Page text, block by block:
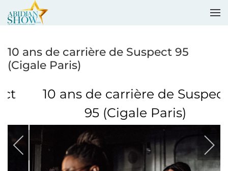
10 ans de carrière de Suspect 95
(Cigale Paris)
10 ans de carrière de Suspect
95 (Cigale Paris)